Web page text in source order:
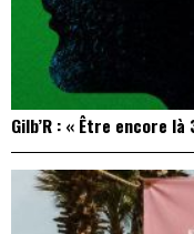
Gilb’R : « Être encore